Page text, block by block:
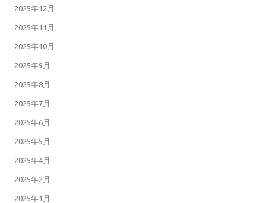
2025年12月
2025年11月
2025年10月
2025年9月
2025年8月
2025年7月
2025年6月
2025年5月
2025年4月
2025年2月
2025年1月